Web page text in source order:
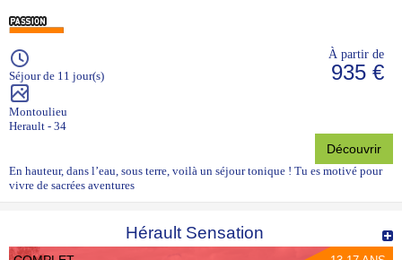
Séjour de 11 jour(s)
Montoulieu
Herault - 34
À partir de
935 €
Découvrir
En hauteur, dans l’eau, sous terre, voilà un séjour tonique ! Tu es motivé pour
vivre de sacrées aventures
Hérault Sensation